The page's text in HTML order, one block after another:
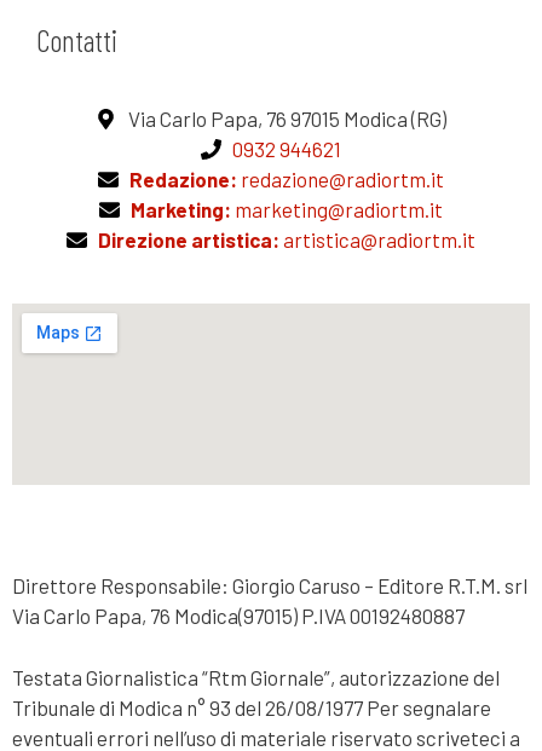
Contatti
Via Carlo Papa, 76 97015 Modica (RG)
0932 944621
Redazione: redazione@radiortm.it
Marketing: marketing@radiortm.it
Direzione artistica: artistica@radiortm.it
Direttore Responsabile: Giorgio Caruso – Editore R.T.M. srl
Via Carlo Papa, 76 Modica(97015) P.IVA 00192480887
Testata Giornalistica “Rtm Giornale”, autorizzazione del
Tribunale di Modica n° 93 del 26/08/1977 Per segnalare
eventuali errori nell’uso di materiale riservato scriveteci a